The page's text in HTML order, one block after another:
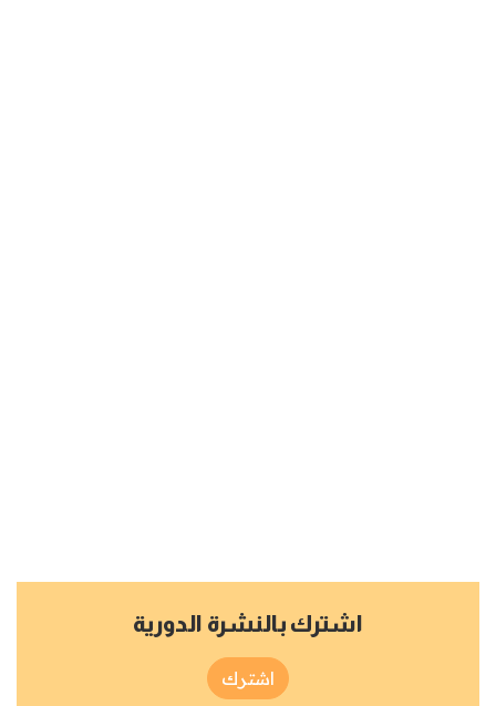
اشترك بالنشرة الدورية
اشترك